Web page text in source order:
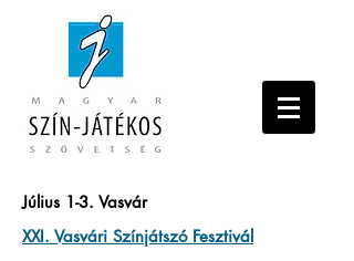
Július 1-3. Vasvár
XXI. Vasvári Színjátszó Fesztivál